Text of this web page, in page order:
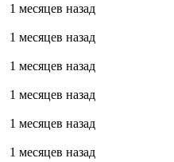
1 месяцев назад
1 месяцев назад
1 месяцев назад
1 месяцев назад
1 месяцев назад
1 месяцев назад